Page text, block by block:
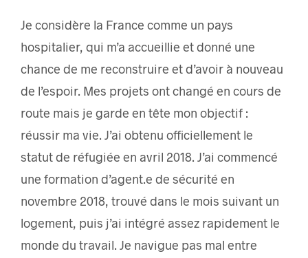
Je considère la France comme un pays
hospitalier, qui m’a accueillie et donné une
chance de me reconstruire et d’avoir à nouveau
de l’espoir. Mes projets ont changé en cours de
route mais je garde en tête mon objectif :
réussir ma vie. J’ai obtenu officiellement le
statut de réfugiée en avril 2018. J’ai commencé
une formation d’agent.e de sécurité en
novembre 2018, trouvé dans le mois suivant un
logement, puis j’ai intégré assez rapidement le
monde du travail. Je navigue pas mal entre